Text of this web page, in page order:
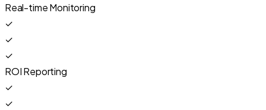
Real-time Monitoring
✓
✓
✓
ROI Reporting
✓
✓